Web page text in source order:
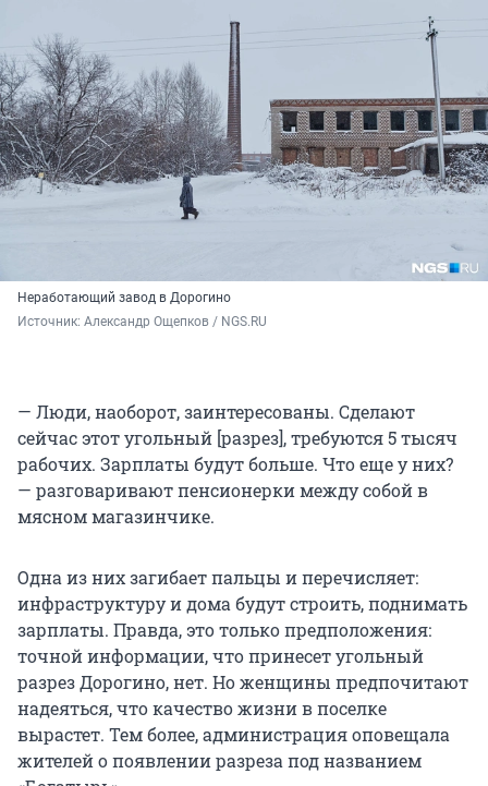
Неработающий завод в Дорогино
Источник: Александр Ощепков / NGS.RU
— Люди, наоборот, заинтересованы. Сделают
сейчас этот угольный [разрез], требуются 5 тысяч
рабочих. Зарплаты будут больше. Что еще у них?
— разговаривают пенсионерки между собой в
мясном магазинчике.
Одна из них загибает пальцы и перечисляет:
инфраструктуру и дома будут строить, поднимать
зарплаты. Правда, это только предположения:
точной информации, что принесет угольный
разрез Дорогино, нет. Но женщины предпочитают
надеяться, что качество жизни в поселке
вырастет. Тем более, администрация оповещала
жителей о появлении разреза под названием